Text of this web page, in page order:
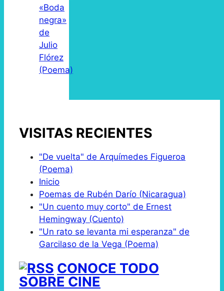
«Boda
negra»
de
Julio
Flórez
(Poema)
VISITAS RECIENTES
"De vuelta" de Arquímedes Figueroa
(Poema)
Inicio
Poemas de Rubén Darío (Nicaragua)
"Un cuento muy corto" de Ernest
Hemingway (Cuento)
"Un rato se levanta mi esperanza" de
Garcilaso de la Vega (Poema)
CONOCE TODO
SOBRE CINE